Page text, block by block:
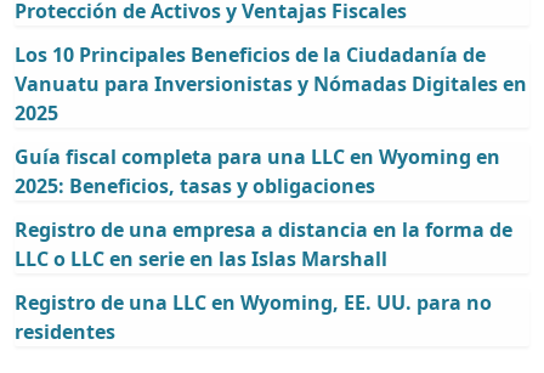
Protección de Activos y Ventajas Fiscales
Los 10 Principales Beneficios de la Ciudadanía de
Vanuatu para Inversionistas y Nómadas Digitales en
2025
Guía fiscal completa para una LLC en Wyoming en
2025: Beneficios, tasas y obligaciones
Registro de una empresa a distancia en la forma de
LLC o LLC en serie en las Islas Marshall
Registro de una LLC en Wyoming, EE. UU. para no
residentes